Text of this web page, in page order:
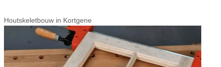
Houtskeletbouw in Kortgene